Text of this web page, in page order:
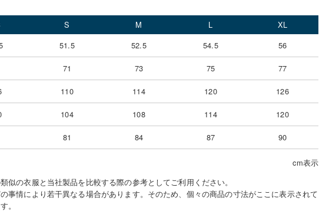
S M L
XL
51.5 52.5 54.5 56
71 73 75 77
110 114 120 126
104 108 114 120
81 84 87 90
cm表示
似の衣服と当社製品を比較する際の参考としてご利用ください。
事情により若干異なる場合があります。そのため、個々の商品の寸法がここに表示されて
。